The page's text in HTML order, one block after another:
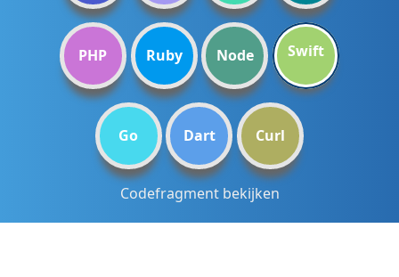
PHP Ruby Node Swift
Go Dart Curl
Codefragment bekijken